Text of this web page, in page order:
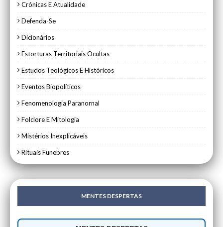
Crónicas E Atualidade
Defenda-Se
Dicionários
Estorturas Territoriais Ocultas
Estudos Teológicos E Históricos
Eventos Biopolíticos
Fenomenologia Paranornal
Folclore E Mitologia
Mistérios Inexplicáveis
Rituais Funebres
MENTES DESPERTAS